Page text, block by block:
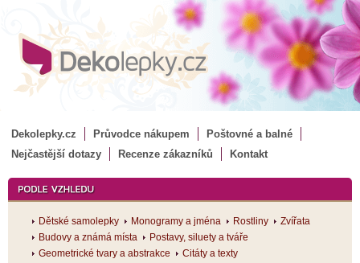
Dekolepky.cz Průvodce nákupem
Poštovné a balné
Nejčastější dotazy
Recenze zákazníků Kontakt
Dětské samolepky Monogramy a jména Rostliny
Zvířata
Budovy a známá místa
Postavy, siluety a tváře
Geometrické tvary a abstrakce
Citáty a texty